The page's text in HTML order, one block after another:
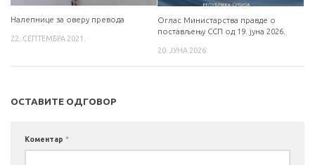
Налепнице за оверу превода
22. СЕПТЕМБРА 2021.
Оглас Министарства правде о
постављењу ССП од 19. јуна 2026.
20. ЈУНА 2026.
ОСТАВИТЕ ОДГОВОР
Коментар *